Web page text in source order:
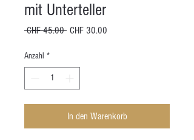
mit Unterteller
CHF 45.00 Standardpreis
CHF 30.00
Anzahl *
In den Warenkorb